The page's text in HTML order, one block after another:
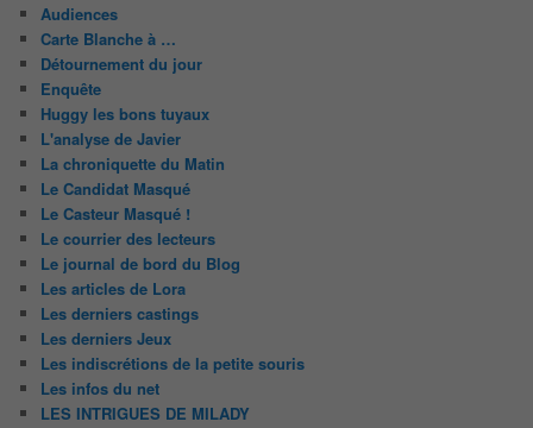
Audiences
Carte Blanche à …
Détournement du jour
Enquête
Huggy les bons tuyaux
L'analyse de Javier
La chroniquette du Matin
Le Candidat Masqué
Le Casteur Masqué !
Le courrier des lecteurs
Le journal de bord du Blog
Les articles de Lora
Les derniers castings
Les derniers Jeux
Les indiscrétions de la petite souris
Les infos du net
LES INTRIGUES DE MILADY